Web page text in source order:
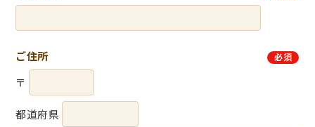
ご住所 必須
〒
都道府県